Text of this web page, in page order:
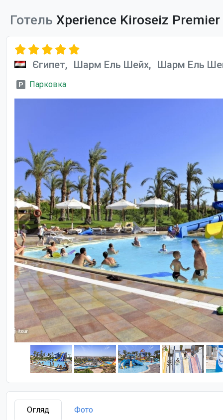
Готель Xperience Kiroseiz Premier
Єгипет, Шарм Ель Шейх, Шарм Ель
Парковка
Огляд Фото